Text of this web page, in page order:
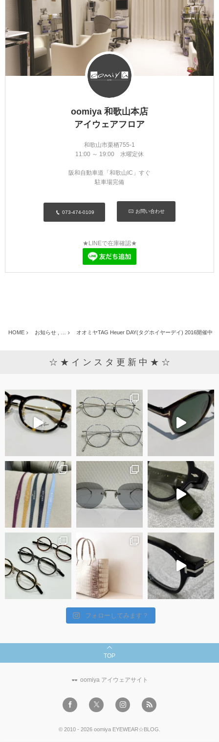
oomiya 和歌山本店
アイウェアフロア
和歌山市栗栖755-1
11:00 ～ 19:00 水曜定休
阪和自動車道「和歌山IC」すぐ
駐車場完備
073-474-0109 お問い合わせ
★LINEで在庫確認★
HOME お知らせ , … オオミヤTAG Heuer DAY(タグホイヤーデイ) 2016開催中
☆ ★ イ ン ス タ 更 新 中 ★ ☆
フォローしてみます？
TOP
oomiya アイウェアサイト
© 2010 - 2026 oomiya EYEWEAR☆BLOG